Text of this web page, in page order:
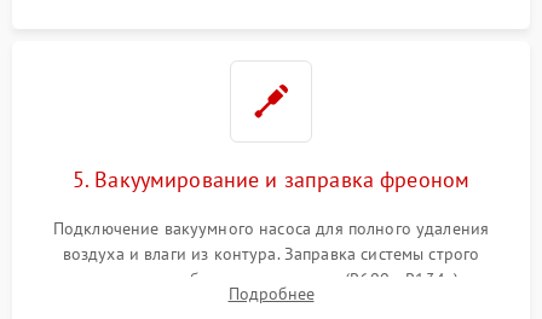
5. Вакуумирование и заправка фреоном
Подключение вакуумного насоса для полного удаления
воздуха и влаги из контура. Заправка системы строго
дозированным объемом хладагента (R600a, R134a) по
электронным весам. Контроль рабочего давления в системе.
Подробнее